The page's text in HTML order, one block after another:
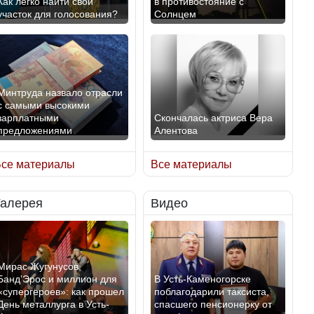
для голосования?
назвало отрасли
самыми высокими
интеллект
включили в
программу
материалы
Солнцем
Скончалась актриса Вера
Алентова
В РФ вынесен заочный
приговор по уголовному
делу об убийстве Игоря
Талькова
Все материалы
Жугунусов,
и миллион для
как прошел
металлурга в Усть-
Видео
В Усть-Каменогорске
поблагодарили таксиста,
спасшего пенсионерку от